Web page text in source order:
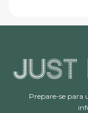
Prepare-se para